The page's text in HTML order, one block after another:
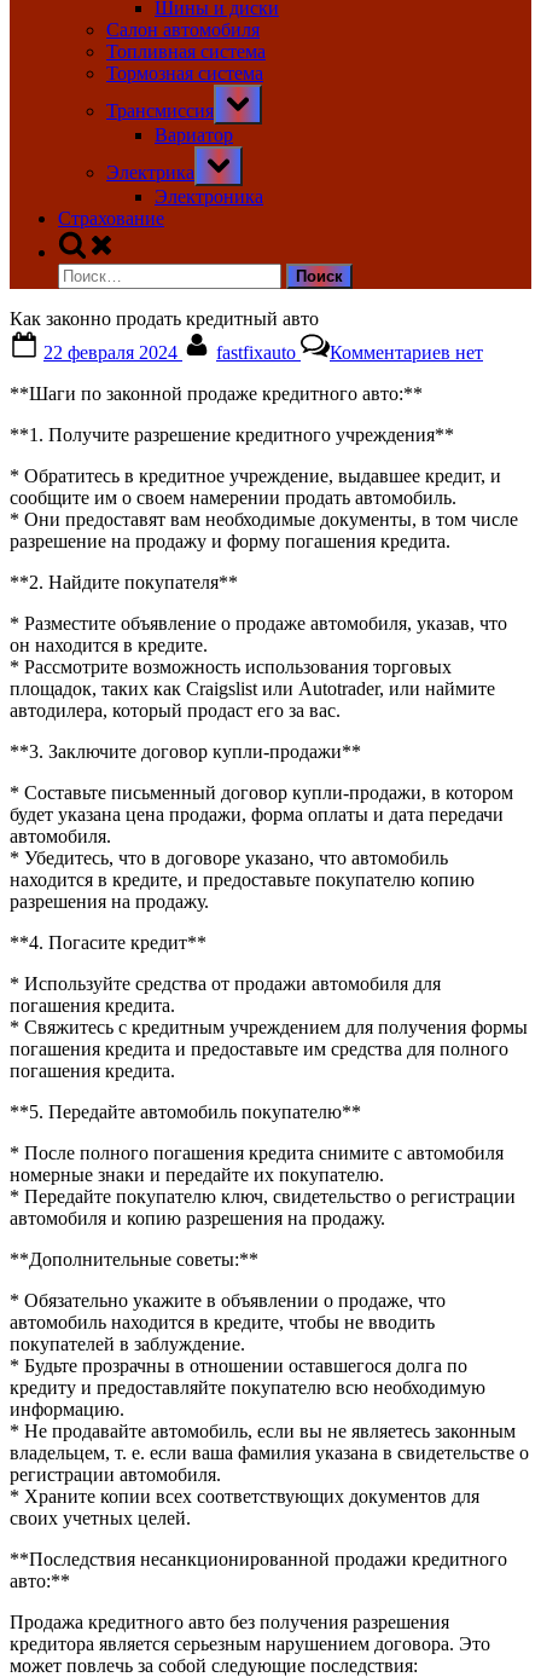
Шины и диски
Салон автомобиля
Топливная система
Тормозная система
Трансмиссия
Toggle
sub-
menu
Вариатор
Электрика
Toggle
sub-
menu
Электроника
Страхование
Toggle
search
form
Найти:
Как законно продать кредитный авто
on
22 февраля 2024 fastfixauto Комментариевзаписи
продать
авто
нет
**Шаги по законной продаже кредитного авто:**
**1. Получите разрешение кредитного учреждения**
* Обратитесь в кредитное учреждение, выдавшее кредит, и
сообщите им о своем намерении продать автомобиль.
* Они предоставят вам необходимые документы, в том числе
разрешение на продажу и форму погашения кредита.
**2. Найдите покупателя**
* Разместите объявление о продаже автомобиля, указав, что
он находится в кредите.
* Рассмотрите возможность использования торговых
площадок, таких как Craigslist или Autotrader, или наймите
автодилера, который продаст его за вас.
**3. Заключите договор купли-продажи**
* Составьте письменный договор купли-продажи, в котором
будет указана цена продажи, форма оплаты и дата передачи
автомобиля.
* Убедитесь, что в договоре указано, что автомобиль
находится в кредите, и предоставьте покупателю копию
разрешения на продажу.
**4. Погасите кредит**
* Используйте средства от продажи автомобиля для
погашения кредита.
* Свяжитесь с кредитным учреждением для получения формы
погашения кредита и предоставьте им средства для полного
погашения кредита.
**5. Передайте автомобиль покупателю**
* После полного погашения кредита снимите с автомобиля
номерные знаки и передайте их покупателю.
* Передайте покупателю ключ, свидетельство о регистрации
автомобиля и копию разрешения на продажу.
**Дополнительные советы:**
* Обязательно укажите в объявлении о продаже, что
автомобиль находится в кредите, чтобы не вводить
покупателей в заблуждение.
* Будьте прозрачны в отношении оставшегося долга по
кредиту и предоставляйте покупателю всю необходимую
информацию.
* Не продавайте автомобиль, если вы не являетесь законным
владельцем, т. е. если ваша фамилия указана в свидетельстве о
регистрации автомобиля.
* Храните копии всех соответствующих документов для
своих учетных целей.
**Последствия несанкционированной продажи кредитного
авто:**
Продажа кредитного авто без получения разрешения
кредитора является серьезным нарушением договора. Это
может повлечь за собой следующие последствия: